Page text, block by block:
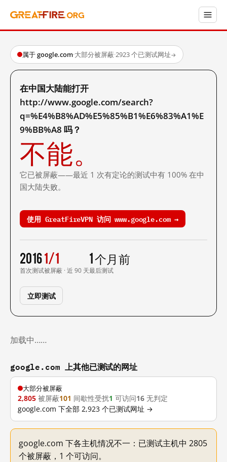
属于 google.com·大部分被屏蔽·2923 个已测试网址→
在中国大陆能打开
http://www.google.com/search?
q=%E4%B8%AD%E5%85%B1%E6%83%A1%E
9%BB%A8 吗？
不能。
它已被屏蔽——最近 1 次有定论的测试中有 100% 在中
国大陆失败。
使用 GreatFireVPN 访问 www.google.com →
2016
首次测试
1/1
被屏蔽 · 近 90 天
1 个月前
最后测试
立即测试
加载中……
google.com 上其他已测试的网址
大部分被屏蔽
2,805 被屏蔽101 间歇性受扰1 可访问16 无判定
google.com 下全部 2,923 个已测试网址 →
google.com 下各主机情况不一：已测试主机中 2805
个被屏蔽，1 个可访问。